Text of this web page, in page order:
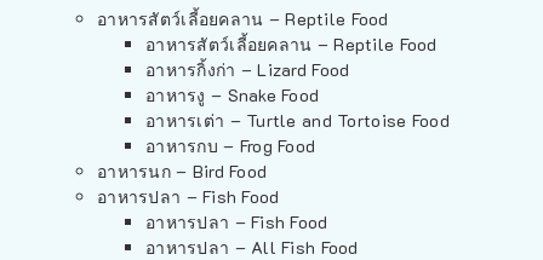
อาหารสัตว์เลี้อยคลาน – Reptile Food
อาหารสัตว์เลี้อยคลาน – Reptile Food
อาหารกิ้งก่า – Lizard Food
อาหารงู – Snake Food
อาหารเต่า – Turtle and Tortoise Food
อาหารกบ – Frog Food
อาหารนก – Bird Food
อาหารปลา – Fish Food
อาหารปลา – Fish Food
อาหารปลา – All Fish Food